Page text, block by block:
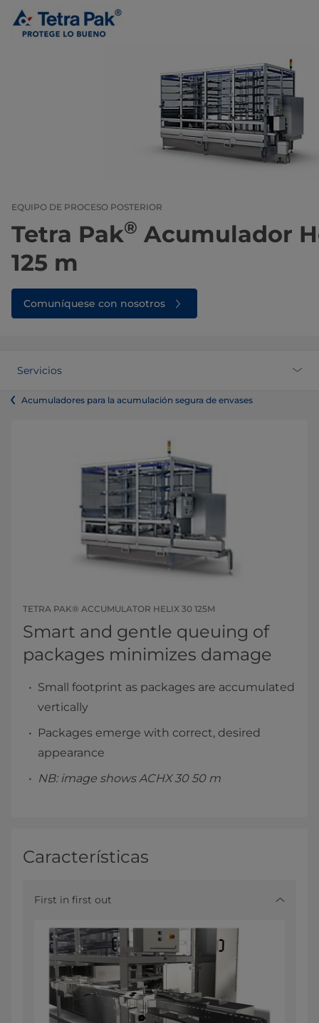
EQUIPO DE PROCESO POSTERIOR
Tetra Pak® Acumulador
125 m
Comuníquese con nosotros
Servicios
Acumuladores para la acumulación segura de envases
TETRA PAK® ACCUMULATOR HELIX 30 125M
Smart and gentle queuing of
packages minimizes damage
Small footprint as packages are accumulated
vertically
Packages emerge with correct, desired
appearance
NB: image shows ACHX 30 50 m
Características
First in first out